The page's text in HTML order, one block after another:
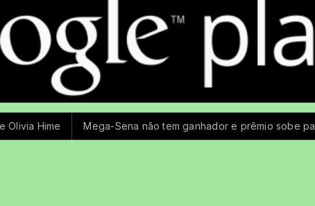
Mega-Sena não tem ganhador e prêmio sobe para R$ 150 milhões